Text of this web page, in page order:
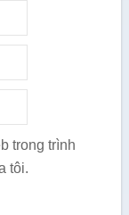
trong trình
tôi.